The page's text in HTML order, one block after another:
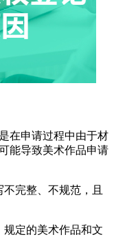
在申请过程中由于材
能导致美术作品申请
不完整、不规范，且
规定的美术作品和文